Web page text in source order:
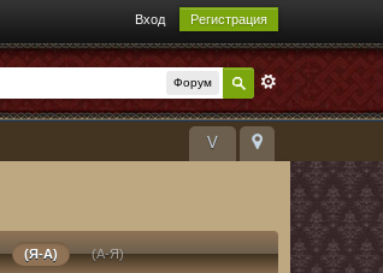
Вход Регистрация
Форум
V
(Я-А) (А-Я)